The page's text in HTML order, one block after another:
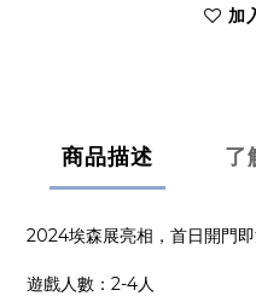
加
商品描述 了
2024埃森展亮相，首日開門
遊戲人數：2-4人